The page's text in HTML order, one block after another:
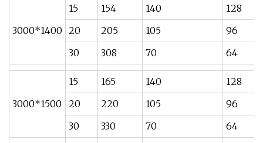
3000*1400
15 154 140
128
20
205 105
96
30
308 70 64
3000*1500
15 165 140
128
20
220 105
96
30
330 70 64